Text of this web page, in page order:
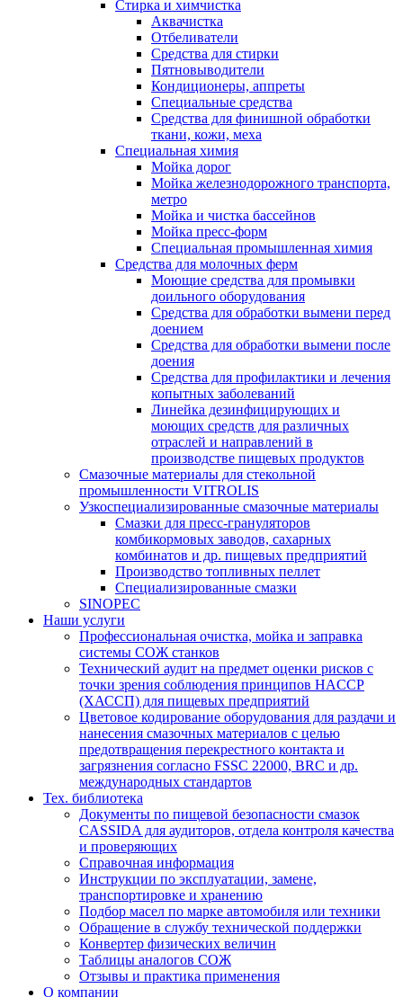
Стирка и химчистка
Аквачистка
Отбеливатели
Средства для стирки
Пятновыводители
Кондиционеры, аппреты
Специальные средства
Средства для финишной обработки
ткани, кожи, меха
Специальная химия
Мойка дорог
Мойка железнодорожного транспорта,
метро
Мойка и чистка бассейнов
Мойка пресс-форм
Специальная промышленная химия
Средства для молочных ферм
Моющие средства для промывки
доильного оборудования
Средства для обработки вымени перед
доением
Средства для обработки вымени после
доения
Средства для профилактики и лечения
копытных заболеваний
Линейка дезинфицирующих и
моющих средств для различных
отраслей и направлений в
производстве пищевых продуктов
Смазочные материалы для стекольной
промышленности VITROLIS
Узкоспециализированные смазочные материалы
Смазки для пресс-грануляторов
комбикормовых заводов, сахарных
комбинатов и др. пищевых предприятий
Производство топливных пеллет
Специализированные смазки
SINOPEC
Наши услуги
Профессиональная очистка, мойка и заправка
системы СОЖ станков
Технический аудит на предмет оценки рисков с
точки зрения соблюдения принципов HACCP
(ХАССП) для пищевых предприятий
Цветовое кодирование оборудования для раздачи и
нанесения смазочных материалов с целью
предотвращения перекрестного контакта и
загрязнения согласно FSSC 22000, BRC и др.
международных стандартов
Тех. библиотека
Документы по пищевой безопасности смазок
CASSIDA для аудиторов, отдела контроля качества
и проверяющих
Справочная информация
Инструкции по эксплуатации, замене,
транспортировке и хранению
Подбор масел по марке автомобиля или техники
Обращение в службу технической поддержки
Конвертер физических величин
Таблицы аналогов СОЖ
Отзывы и практика применения
О компании